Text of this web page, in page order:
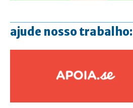
ajude nosso trabalho: